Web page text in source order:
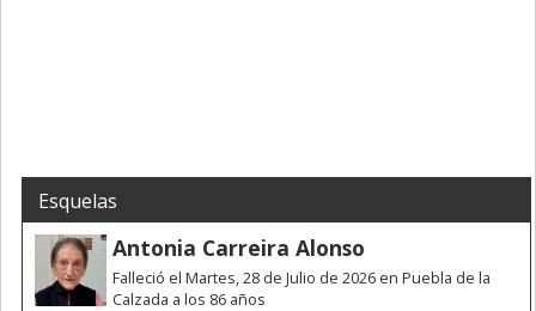
Esquelas
Antonia Carreira Alonso
Falleció el Martes, 28 de Julio de 2026 en Puebla de la
Calzada a los 86 años